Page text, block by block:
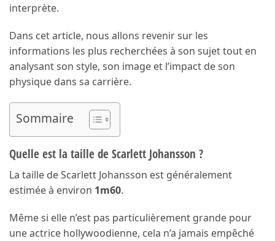
interprète.
Dans cet article, nous allons revenir sur les
informations les plus recherchées à son sujet tout en
analysant son style, son image et l’impact de son
physique dans sa carrière.
Sommaire
Quelle est la taille de Scarlett Johansson ?
La taille de Scarlett Johansson est généralement
estimée à environ 1m60.
Même si elle n’est pas particulièrement grande pour
une actrice hollywoodienne, cela n’a jamais empêché